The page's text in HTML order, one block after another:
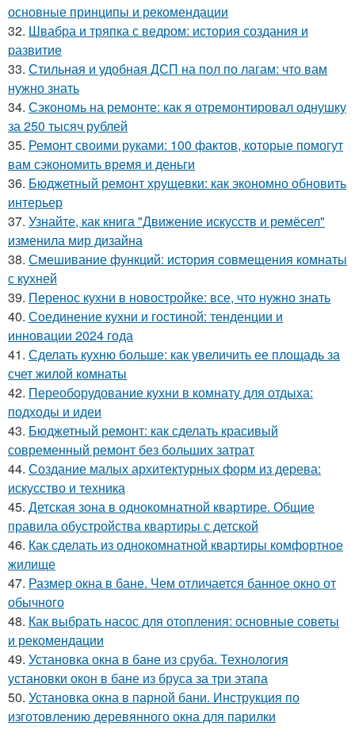
основные принципы и рекомендации
32. Швабра и тряпка с ведром: история создания и
развитие
33. Стильная и удобная ДСП на пол по лагам: что вам
нужно знать
34. Сэкономь на ремонте: как я отремонтировал однушку
за 250 тысяч рублей
35. Ремонт своими руками: 100 фактов, которые помогут
вам сэкономить время и деньги
36. Бюджетный ремонт хрущевки: как экономно обновить
интерьер
37. Узнайте, как книга "Движение искусств и ремёсел"
изменила мир дизайна
38. Смешивание функций: история совмещения комнаты
с кухней
39. Перенос кухни в новостройке: все, что нужно знать
40. Соединение кухни и гостиной: тенденции и
инновации 2024 года
41. Сделать кухню больше: как увеличить ее площадь за
счет жилой комнаты
42. Переоборудование кухни в комнату для отдыха:
подходы и идеи
43. Бюджетный ремонт: как сделать красивый
современный ремонт без больших затрат
44. Создание малых архитектурных форм из дерева:
искусство и техника
45. Детская зона в однокомнатной квартире. Общие
правила обустройства квартиры с детской
46. Как сделать из однокомнатной квартиры комфортное
жилище
47. Размер окна в бане. Чем отличается банное окно от
обычного
48. Как выбрать насос для отопления: основные советы
и рекомендации
49. Установка окна в бане из сруба. Технология
установки окон в бане из бруса за три этапа
50. Установка окна в парной бани. Инструкция по
изготовлению деревянного окна для парилки